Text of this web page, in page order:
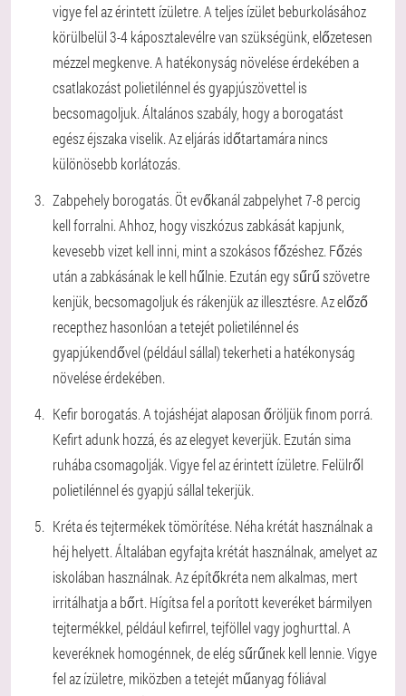
vigye fel az érintett ízületre. A teljes ízület beburkolásához
körülbelül 3-4 káposztalevélre van szükségünk, előzetesen
mézzel megkenve. A hatékonyság növelése érdekében a
csatlakozást polietilénnel és gyapjúszövettel is
becsomagoljuk. Általános szabály, hogy a borogatást
egész éjszaka viselik. Az eljárás időtartamára nincs
különösebb korlátozás.
Zabpehely borogatás. Öt evőkanál zabpelyhet 7-8 percig
kell forralni. Ahhoz, hogy viszkózus zabkását kapjunk,
kevesebb vizet kell inni, mint a szokásos főzéshez. Főzés
után a zabkásának le kell hűlnie. Ezután egy sűrű szövetre
kenjük, becsomagoljuk és rákenjük az illesztésre. Az előző
recepthez hasonlóan a tetejét polietilénnel és
gyapjúkendővel (például sállal) tekerheti a hatékonyság
növelése érdekében.
Kefir borogatás. A tojáshéjat alaposan őröljük finom porrá.
Kefirt adunk hozzá, és az elegyet keverjük. Ezután sima
ruhába csomagolják. Vigye fel az érintett ízületre. Felülről
polietilénnel és gyapjú sállal tekerjük.
Kréta és tejtermékek tömörítése. Néha krétát használnak a
héj helyett. Általában egyfajta krétát használnak, amelyet az
iskolában használnak. Az építőkréta nem alkalmas, mert
irritálhatja a bőrt. Hígítsa fel a porított keveréket bármilyen
tejtermékkel, például kefirrel, tejföllel vagy joghurttal. A
keveréknek homogénnek, de elég sűrűnek kell lennie. Vigye
fel az ízületre, miközben a tetejét műanyag fóliával